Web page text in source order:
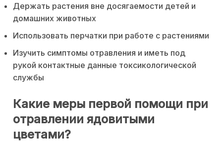
Держать растения вне досягаемости детей и
домашних животных
Использовать перчатки при работе с растениями
Изучить симптомы отравления и иметь под
рукой контактные данные токсикологической
службы
Какие меры первой помощи при
отравлении ядовитыми
цветами?